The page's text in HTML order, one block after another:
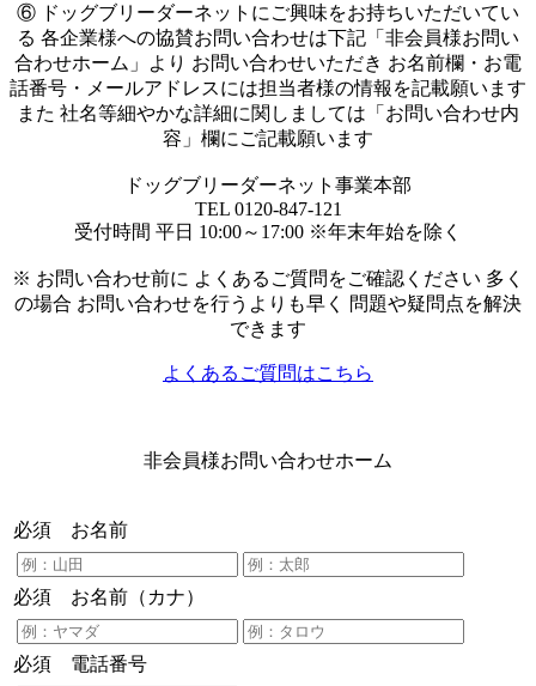
⑥ ドッグブリーダーネットにご興味をお持ちいただいてい
る 各企業様への協賛お問い合わせは下記「非会員様お問い
合わせホーム」より お問い合わせいただき お名前欄・お電
話番号・メールアドレスには担当者様の情報を記載願います
また 社名等細やかな詳細に関しましては「お問い合わせ内
容」欄にご記載願います
ドッグブリーダーネット事業本部
TEL 0120-847-121
受付時間 平日 10:00～17:00 ※年末年始を除く
※ お問い合わせ前に よくあるご質問をご確認ください 多く
の場合 お問い合わせを行うよりも早く 問題や疑問点を解決
できます
よくあるご質問はこちら
非会員様お問い合わせホーム
必須 お名前
必須 お名前（カナ）
必須 電話番号